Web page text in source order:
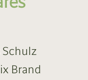
Schulz
Brand